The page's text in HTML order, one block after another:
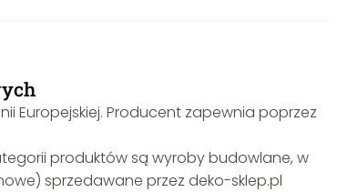
Europejskiej. Producent zapewnia poprzez
produktów są wyroby budowlane, w
sprzedawane przez deko-sklep.pl